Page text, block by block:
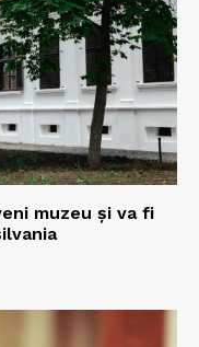
muzeu şi va fi